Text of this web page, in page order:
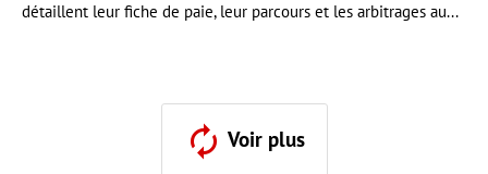
détaillent leur fiche de paie, leur parcours et les arbitrages au...
Voir plus